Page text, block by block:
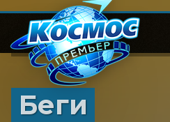
Беги